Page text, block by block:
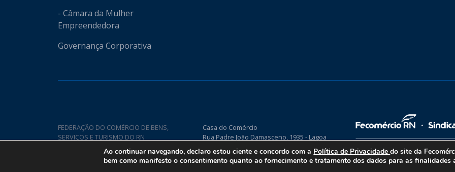
- Câmara da Mulher
Empreendedora
Governança Corporativa
FEDERAÇÃO DO COMÉRCIO DE BENS,
SERVIÇOS E TURISMO DO RN
Casa do Comércio
Rua Padre João Damasceno, 1935 - Lagoa
Nova CEP 59075-760
Ao continuar navegando, declaro estou ciente e concordo com a Política de Privacidadedo site da
bem como manifesto o consentimento quanto ao fornecimento e tratamento dos dados para as finalidades